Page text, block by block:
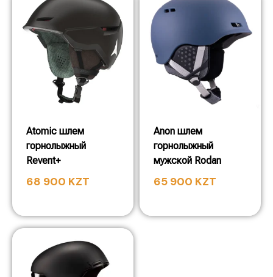
Atomic шлем
горнолыжный
Revent+
68 900 KZT
Anon шлем
горнолыжный
мужской Rodan
65 900 KZT